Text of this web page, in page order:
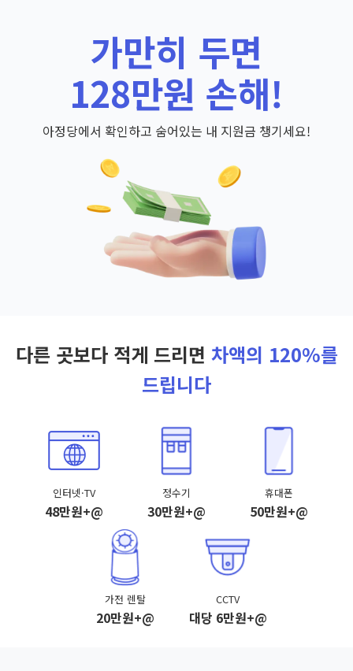
가만히 두면
128만원 손해!
아정당에서 확인하고 숨어있는 내 지원금 챙기세요!
다른 곳보다 적게 드리면 차액의 120%를
드립니다
인터넷·TV
48만원+@
정수기
30만원+@
휴대폰
50만원+@
가전 렌탈
20만원+@
CCTV
대당 6만원+@